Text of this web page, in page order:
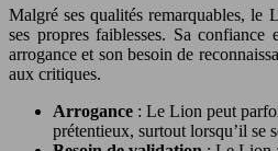
Malgré ses qualités remarquables, le
ses propres faiblesses. Sa confiance
arrogance et son besoin de
aux critiques.
Arrogance : Le Lion peut
prétentieux, surtout lorsqu’il se